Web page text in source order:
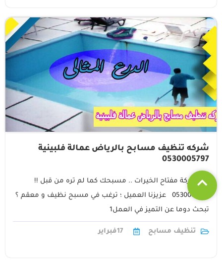
شركه تنظيف مسابح بالرياض عمالة فلبينية
0530005797
مع شركة مفتاح الخيرات .. مسبحك كما لم تره من قبل !!
0530005797 عزيزنا العميل ؛ ترغب في مسبح نظيف و معقم ؟
تبحث دوما عن التميز في العمل1
تنظيف مسابح 17فبراير